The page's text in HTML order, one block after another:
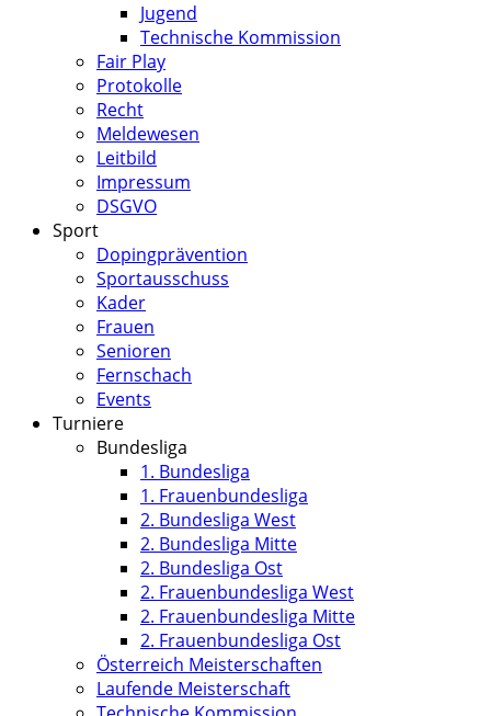
Jugend
Technische Kommission
Fair Play
Protokolle
Recht
Meldewesen
Leitbild
Impressum
DSGVO
Sport
Dopingprävention
Sportausschuss
Kader
Frauen
Senioren
Fernschach
Events
Turniere
Bundesliga
1. Bundesliga
1. Frauenbundesliga
2. Bundesliga West
2. Bundesliga Mitte
2. Bundesliga Ost
2. Frauenbundesliga West
2. Frauenbundesliga Mitte
2. Frauenbundesliga Ost
Österreich Meisterschaften
Laufende Meisterschaft